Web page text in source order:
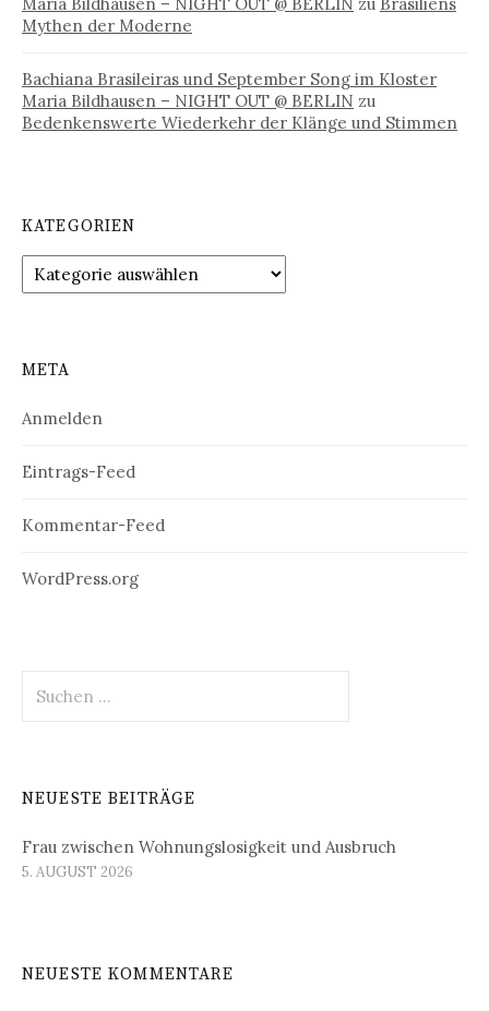
Mythen der Moderne
Bachiana Brasileiras und September Song im Kloster
Maria Bildhausen – NIGHT OUT @ BERLIN zu
Bedenkenswerte Wiederkehr der Klänge und Stimmen
KATEGORIEN
Kategorien
META
Anmelden
Eintrags-Feed
Kommentar-Feed
WordPress.org
nach:
NEUESTE BEITRÄGE
Frau zwischen Wohnungslosigkeit und Ausbruch
5. AUGUST 2026
NEUESTE KOMMENTARE